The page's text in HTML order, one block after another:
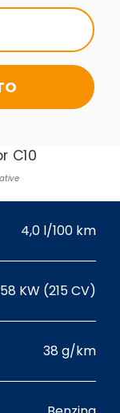
4,0 l/100 km
KW (215 CV)
38 g/km